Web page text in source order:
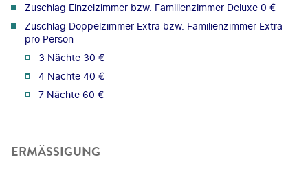
Zuschlag Einzelzimmer bzw. Familienzimmer Deluxe 0 €
Zuschlag Doppelzimmer Extra bzw. Familienzimmer Extra
pro Person
3 Nächte 30 €
4 Nächte 40 €
7 Nächte 60 €
ERMÄSSIGUNG